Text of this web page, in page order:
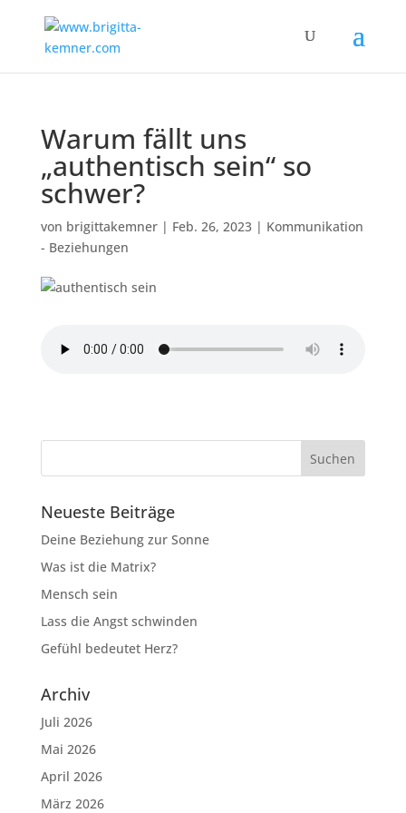
Warum fällt uns
„authentisch sein“ so
schwer?
von brigittakemner| Feb. 26, 2023| Kommunikation
- Beziehungen
Neueste Beiträge
Deine Beziehung zur Sonne
Was ist die Matrix?
Mensch sein
Lass die Angst schwinden
Gefühl bedeutet Herz?
Archiv
Juli 2026
Mai 2026
April 2026
März 2026